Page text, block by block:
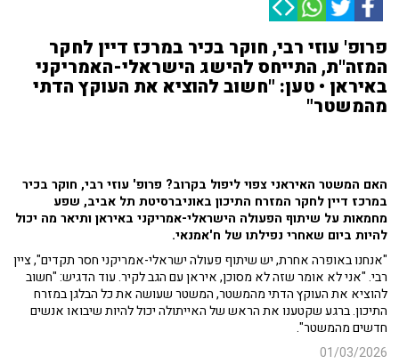
פרופ' עוזי רבי, חוקר בכיר במרכז דיין לחקר
המזה''ת, התייחס להישג הישראלי-האמריקני
באיראן • טען: "חשוב להוציא את העוקץ הדתי
מהמשטר"
האם המשטר האיראני צפוי ליפול בקרוב? פרופ' עוזי רבי, חוקר בכיר
במרכז דיין לחקר המזרח התיכון באוניברסיטת תל אביב, שפע
מחמאות על שיתוף הפעולה הישראלי-אמריקני באיראן ותיאר מה יכול
להיות ביום שאחרי נפילתו של ח'אמנאי.
"אנחנו באופרה אחרת, יש שיתוף פעולה ישראלי-אמריקני חסר תקדים", ציין
רבי. "אני לא אומר שזה לא מסוכן, איראן עם הגב לקיר. עוד הדגיש: "חשוב
להוציא את העוקץ הדתי מהמשטר, המשטר שעושה את כל הבלגן במזרח
התיכון. ברגע שקטענו את הראש של האייתולה יכול להיות שיבואו אנשים
חדשים מהמשטר".
01/03/2026